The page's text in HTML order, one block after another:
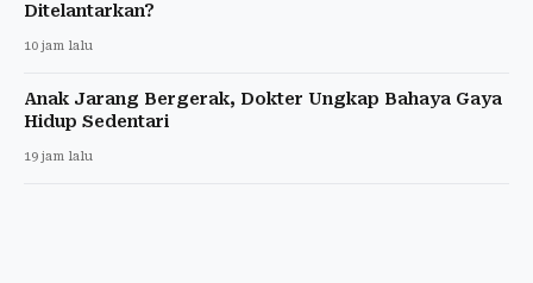
Ditelantarkan?
10 jam lalu
Anak Jarang Bergerak, Dokter Ungkap Bahaya Gaya
Hidup Sedentari
19 jam lalu